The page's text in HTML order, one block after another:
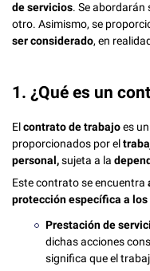
de servicios. Se abordarán
otro. Asimismo, se
ser considerado, en
1. ¿Qué es un
Elcontrato de trabajoes
proporcionados por el
personal,sujeta a la
Este contrato se encuentra
protección específica a
Prestación de
dichas acciones
significa que el